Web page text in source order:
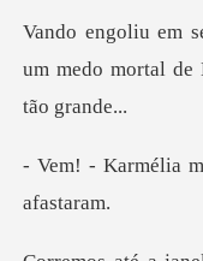
um medo mortal de